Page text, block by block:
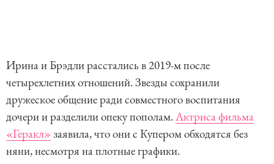
Ирина и Брэдли расстались в 2019-м после
четырехлетних отношений. Звезды сохранили
дружеское общение ради совместного воспитания
дочери и разделили опеку пополам. Актриса фильма
«Геракл» заявила, что они с Купером обходятся без
няни, несмотря на плотные графики.